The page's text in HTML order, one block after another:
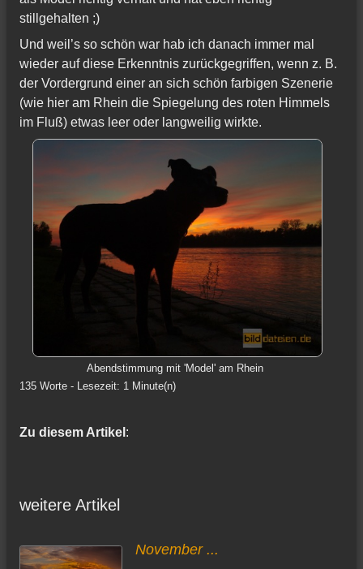
stillgehalten ;)
Und weil’s so schön war hab ich danach immer mal
wieder auf diese Erkenntnis zurückgegriffen, wenn z. B.
der Vordergrund einer an sich schön farbigen Szenerie
(wie hier am Rhein die Spiegelung des roten Himmels
im Fluß) etwas leer oder langweilig wirkte.
Abendstimmung mit 'Model' am Rhein
135 Worte - Lesezeit: 1 Minute(n)
Zu diesem Artikel :
weitere Artikel
November ...